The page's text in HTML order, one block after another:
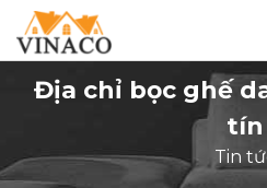
Địa chỉ bọc ghế
tín
Tin